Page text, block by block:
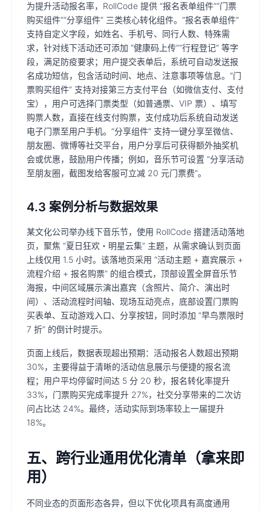
为提升活动报名率，RollCode 提供 “报名表单组件”“门票
购买组件”“分享组件” 三类核心转化组件。“报名表单组件”
支持自定义字段，如姓名、手机号、同行人数、特殊需
求，针对线下活动还可添加 “健康码上传”“行程登记” 等字
段，满足防疫要求；用户提交表单后，系统可自动发送报
名成功短信，包含活动时间、地点、注意事项等信息。“门
票购买组件” 支持对接第三方支付平台（如微信支付、支付
宝），用户可选择门票类型（如普通票、VIP 票）、填写
购票人数，直接在线支付购票，支付成功后系统自动发送
电子门票至用户手机。“分享组件” 支持一键分享至微信、
朋友圈、微博等社交平台，用户分享后可获得额外抽奖机
会或优惠，鼓励用户传播；例如，音乐节可设置 “分享活动
至朋友圈，截图发给客服可立减 20 元门票费”。
4.3 案例分析与数据效果
某文化公司举办线下音乐节，使用 RollCode 搭建活动落地
页，聚焦 “夏日狂欢・明星云集” 主题，从需求确认到页面
上线仅用 1.5 小时。该落地页采用 “活动主题 + 嘉宾展示 +
流程介绍 + 报名购票” 的组合模式，顶部设置全屏音乐节
海报，中间区域展示演出嘉宾（含照片、简介、演出时
间）、活动流程时间轴、现场互动亮点，底部设置门票购
买表单、互动游戏入口、分享按钮，同时添加 “早鸟票限时
7 折” 的倒计时提示。
页面上线后，数据表现超出预期：活动报名人数超出预期
30%，主要得益于清晰的活动信息展示与便捷的报名流
程；用户平均停留时间达 5 分 20 秒，报名转化率提升
33%，门票购买完成率提升 27%，社交分享带来的二次访
问占比达 24%。最终，活动实际到场率较上一届提升
18%。
五、跨行业通用优化清单（拿来即
用）
不同业态的页面形态各异，但以下优化项具有高度通用